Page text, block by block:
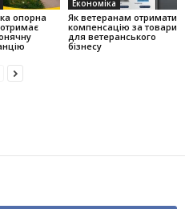
опорна
Економіка
Як ветеранам отримати
компенсацію за товари
для ветеранського
бізнесу